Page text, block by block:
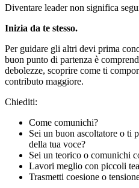
Diventare leader non significa
Inizia da te stesso.
Per guidare gli altri devi prima
buon punto di partenza è
debolezze, scoprire come ti
contributo maggiore.
Chiediti:
Come comunichi?
Sei un buon ascoltatore o ti
della tua voce?
Sei un teorico o comunichi
Lavori meglio con piccoli
Trasmetti coesione o